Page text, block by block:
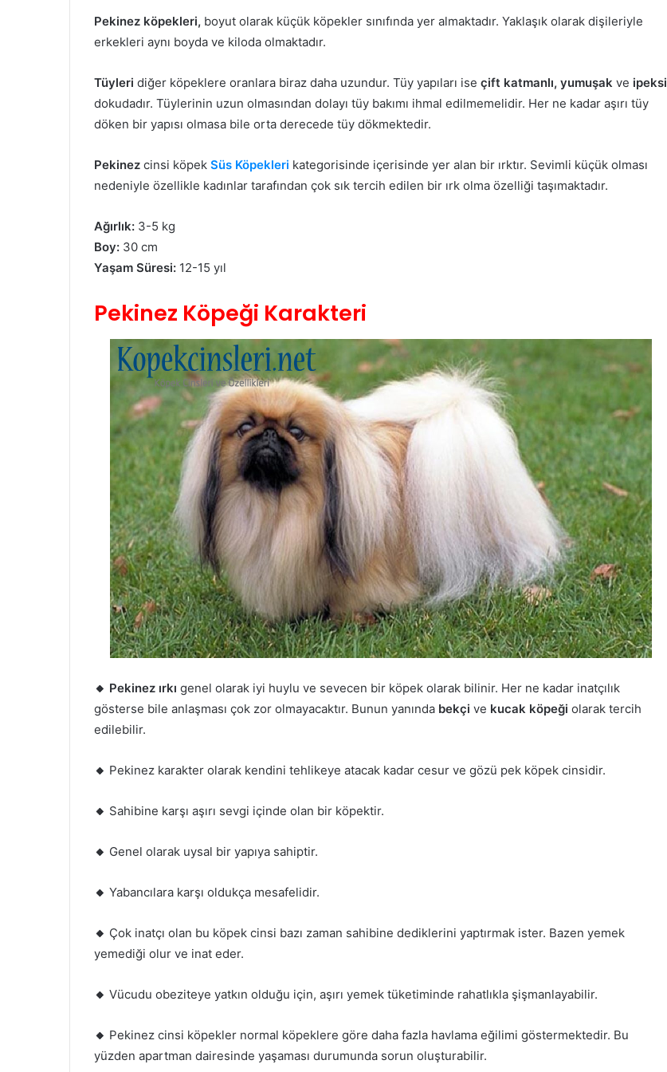
Pekinez köpekleri, boyut olarak küçük köpekler sınıfında yer almaktadır. Yaklaşık olarak dişileriyle
erkekleri aynı boyda ve kiloda olmaktadır.
Tüyleri diğer köpeklere oranlara biraz daha uzundur. Tüy yapıları ise çift katmanlı, yumuşak ve ipeksi
dokudadır. Tüylerinin uzun olmasından dolayı tüy bakımı ihmal edilmemelidir. Her ne kadar aşırı tüy
döken bir yapısı olmasa bile orta derecede tüy dökmektedir.
Pekinez cinsi köpek Süs Köpekleri kategorisinde içerisinde yer alan bir ırktır. Sevimli küçük olması
nedeniyle özellikle kadınlar tarafından çok sık tercih edilen bir ırk olma özelliği taşımaktadır.
Ağırlık: 3-5 kg
Boy: 30 cm
Yaşam Süresi: 12-15 yıl
Pekinez Köpeği Karakteri
🔸 Pekinez ırkı genel olarak iyi huylu ve sevecen bir köpek olarak bilinir. Her ne kadar inatçılık
gösterse bile anlaşması çok zor olmayacaktır. Bunun yanında bekçi ve kucak köpeği olarak tercih
edilebilir.
🔸 Pekinez karakter olarak kendini tehlikeye atacak kadar cesur ve gözü pek köpek cinsidir.
🔸 Sahibine karşı aşırı sevgi içinde olan bir köpektir.
🔸 Genel olarak uysal bir yapıya sahiptir.
🔸 Yabancılara karşı oldukça mesafelidir.
🔸 Çok inatçı olan bu köpek cinsi bazı zaman sahibine dediklerini yaptırmak ister. Bazen yemek
yemediği olur ve inat eder.
🔸 Vücudu obeziteye yatkın olduğu için, aşırı yemek tüketiminde rahatlıkla şişmanlayabilir.
🔸 Pekinez cinsi köpekler normal köpeklere göre daha fazla havlama eğilimi göstermektedir. Bu
yüzden apartman dairesinde yaşaması durumunda sorun oluşturabilir.